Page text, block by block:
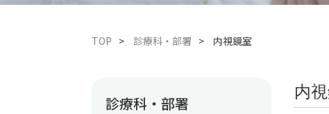
TOP 診療科・部署 内視鏡室
診療科・部署
内